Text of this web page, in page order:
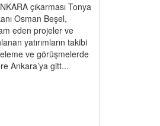
çıkarması Tonya
Osman Beşel,
eden projeler ve
yatırımların takibi
ve görüşmelerde
Ankara’ya gitt...